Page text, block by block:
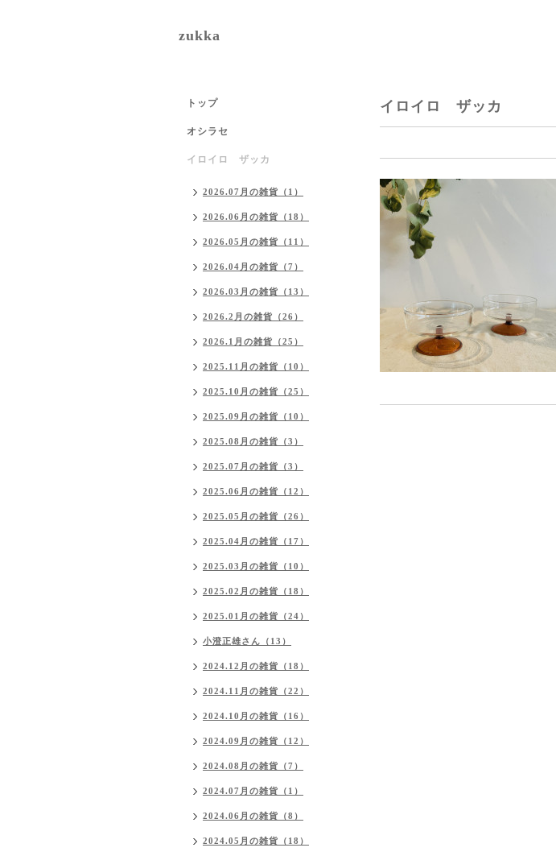
zukka
イロイロ ザッカ
トップ
オシラセ
イロイロ ザッカ
2026.07月の雑貨（1）
2026.06月の雑貨（18）
2026.05月の雑貨（11）
2026.04月の雑貨（7）
2026.03月の雑貨（13）
2026.2月の雑貨（26）
2026.1月の雑貨（25）
2025.11月の雑貨（10）
2025.10月の雑貨（25）
2025.09月の雑貨（10）
2025.08月の雑貨（3）
2025.07月の雑貨（3）
2025.06月の雑貨（12）
2025.05月の雑貨（26）
2025.04月の雑貨（17）
2025.03月の雑貨（10）
2025.02月の雑貨（18）
2025.01月の雑貨（24）
小澄正雄さん（13）
2024.12月の雑貨（18）
2024.11月の雑貨（22）
2024.10月の雑貨（16）
2024.09月の雑貨（12）
2024.08月の雑貨（7）
2024.07月の雑貨（1）
2024.06月の雑貨（8）
2024.05月の雑貨（18）